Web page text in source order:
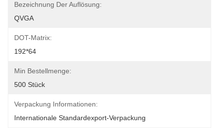
Bezeichnung Der Auflösung:
QVGA
DOT-Matrix:
192*64
Min Bestellmenge:
500 Stück
Verpackung Informationen:
Internationale Standardexport-Verpackung